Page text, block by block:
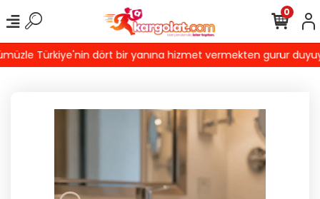
Türkiye'nin dört bir yanına hizmet vermekten gurur
0